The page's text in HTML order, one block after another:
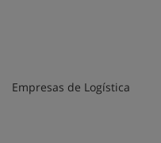
Empresas de Logística